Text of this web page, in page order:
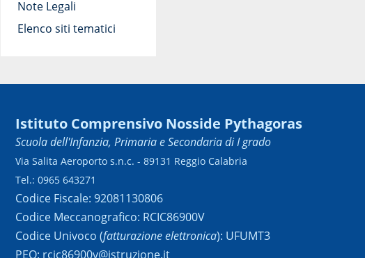
Note Legali
Elenco siti tematici
Istituto Comprensivo Nosside Pythagoras
Scuola dell'Infanzia, Primaria e Secondaria di I grado
Via Salita Aeroporto s.n.c. - 89131 Reggio Calabria
Tel.: 0965 643271
Codice Fiscale: 92081130806
Codice Meccanografico: RCIC86900V
Codice Univoco (fatturazione elettronica): UFUMT3
PEO: rcic86900v@istruzione.it